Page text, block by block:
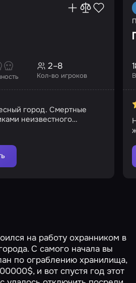
Кол-во игроков
2–8
город. Смертные
неизвестного
на работу охранником в
С самого начала вы
по ограблению хранилища,
и вот спустя год этот